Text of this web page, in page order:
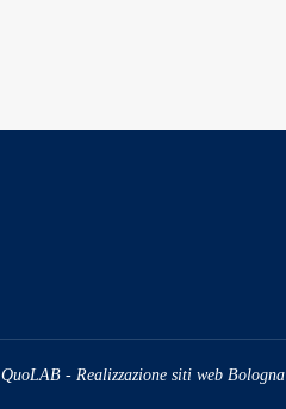
QuoLAB - Realizzazione siti web Bologna